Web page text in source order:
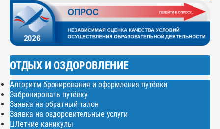
ОТДЫХ И ОЗДОРОВЛЕНИЕ
Алгоритм бронирования и оформления путёвки
Забронировать путёвку
Заявка на обратный талон
Заявка на оздоровительные услуги
Летние каникулы